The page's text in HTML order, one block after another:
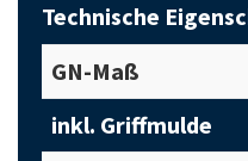
Technische
GN-Maß
inkl. Griffmulde